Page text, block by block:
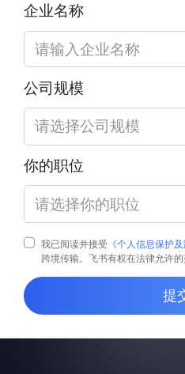
企业名称
公司规模
请选择公司规模
你的职位
请选择你的职位
我已阅读并接受 《个人信息保护
跨境传输。飞书有权在法律允许的
提